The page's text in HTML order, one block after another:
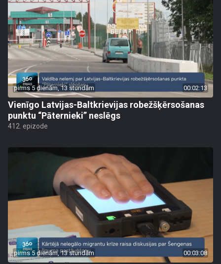
pirms 5 dienām, 13 stundām 00:02:13
Vienīgo Latvijas-Baltkrievijas robežšķērsošanas
punktu “Pāternieki” neslēgs
412. epizode
pirms 5 dienām, 13 stundām 00:03:08